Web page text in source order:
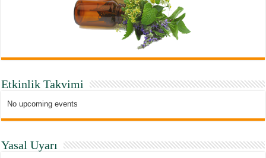
Etkinlik Takvimi
No upcoming events
Yasal Uyarı